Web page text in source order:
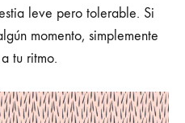
leve pero tolerable. Si
momento, simplemente
tu ritmo.